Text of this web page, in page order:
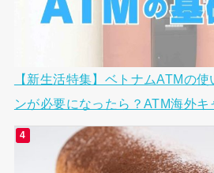
【新生活特集】ベトナムATMの
ンが必要になったら？ATM海外